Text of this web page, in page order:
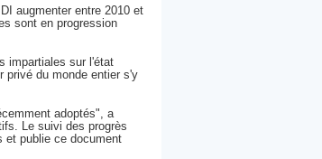
augmenter entre 2010 et
sont en progression
impartiales sur l'état
privé du monde entier s'y
adoptés", a
Le suivi des progrès
et publie ce document